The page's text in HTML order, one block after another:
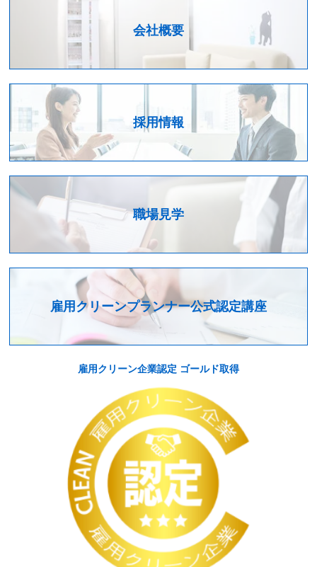
会社概要
採用情報
職場見学
雇用クリーンプランナー公式認定講座
雇用クリーン企業認定 ゴールド取得